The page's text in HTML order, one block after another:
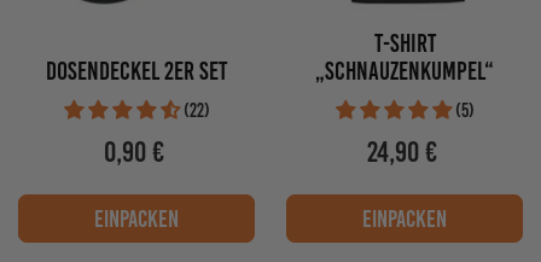
Dosendeckel 2er Set
(22)
Regulärer
0,90 €
einpacken
T-SHIRT
„SCHNAUZENKUMPEL“
(5)
Regulärer
24,90 €
einpacken